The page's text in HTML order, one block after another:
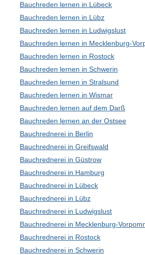
Bauchreden lernen in Lübeck
Bauchreden lernen in Lübz
Bauchreden lernen in Ludwigslust
Bauchreden lernen in Mecklenburg-
Bauchreden lernen in Rostock
Bauchreden lernen in Schwerin
Bauchreden lernen in Stralsund
Bauchreden lernen in Wismar
Bauchreden lernen auf dem Darß
Bauchreden lernen an der Ostsee
Bauchrednerei in Berlin
Bauchrednerei in Greifswald
Bauchrednerei in Güstrow
Bauchrednerei in Hamburg
Bauchrednerei in Lübeck
Bauchrednerei in Lübz
Bauchrednerei in Ludwigslust
Bauchrednerei in Mecklenburg-
Bauchrednerei in Rostock
Bauchrednerei in Schwerin